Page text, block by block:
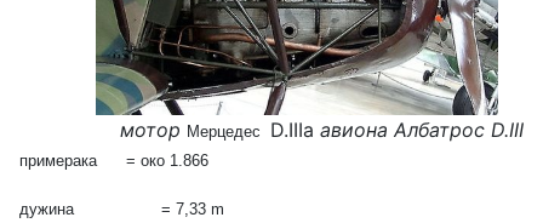
мотор Мерцедес D.IIIа авиона Албатрос D.III
примерака = око 1.866
дужина = 7,33 m